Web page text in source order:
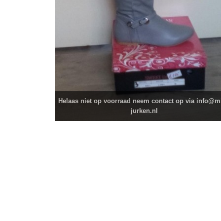
Helaas niet op voorraad neem contact op via
jurken.nl